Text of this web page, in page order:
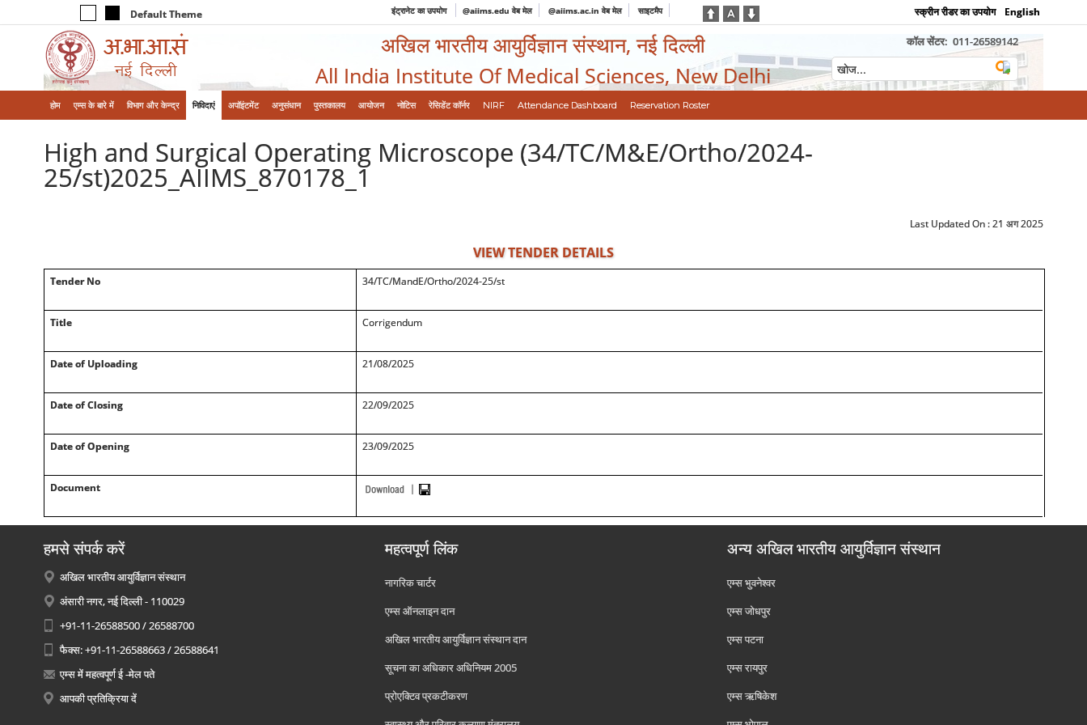
Default Theme इंट्रानेट का उपयोग @aiims.edu वेब मेल @aiims.ac.in वेब मेल साइटमैप स्क्रीन रीडर का उपयोग English
अखिल भारतीय आयुर्विज्ञान संस्थान, नई दिल्ली
All India Institute Of Medical Sciences, New Delhi
कॉल सेंटर: 011-26589142
होम एम्‍स के बारे में विभाग और केन्‍द्र निविदाएं अपॉइंटमेंट अनुसंधान पुस्तकालय आयोजन नोटिस रेसिडेंट कॉर्नर NIRF Attendance Dashboard Reservation Roster
High and Surgical Operating Microscope (34/TC/M&E/Ortho/2024-
25/st)2025_AIIMS_870178_1
Last Updated On :21 अग 2025
VIEW TENDER DETAILS
Tender No 34/TC/MandE/Ortho/2024-25/st
Title Corrigendum
Date of Uploading 21/08/2025
Date of Closing 22/09/2025
Date of Opening 23/09/2025
Document
हमसे संपर्क करें
अखिल भारतीय आयुर्विज्ञान संस्थान
अंसारी नगर, नई दिल्ली - 110029
+91-11-26588500 / 26588700
फैक्स: +91-11-26588663 / 26588641
एम्स में महत्वपूर्ण ई -मेल पते
आपकी प्रतिक्रिया दें
महत्वपूर्ण लिंक
नागरिक चार्टर
एम्स ऑनलाइन दान
अखिल भारतीय आयुर्विज्ञान संस्थान दान
सूचना का अधिकार अधिनियम 2005
प्रोएक्टिव प्रकटीकरण
अन्य अखिल भारतीय आयुर्विज्ञान संस्थान
एम्‍स भुवनेश्वर
एम्‍स जोधपुर
एम्‍स पटना
एम्‍स रायपुर
एम्‍स ऋषिकेश